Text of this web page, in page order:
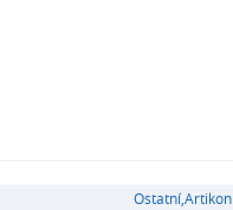
Ostatní,Artikon